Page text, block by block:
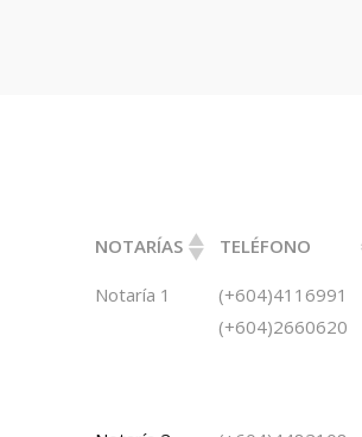
NOTARÍAS TELÉFONO
NOTARÍAS
TELÉFONO
Notaría 1
(+604)4116991
(+604)2660620